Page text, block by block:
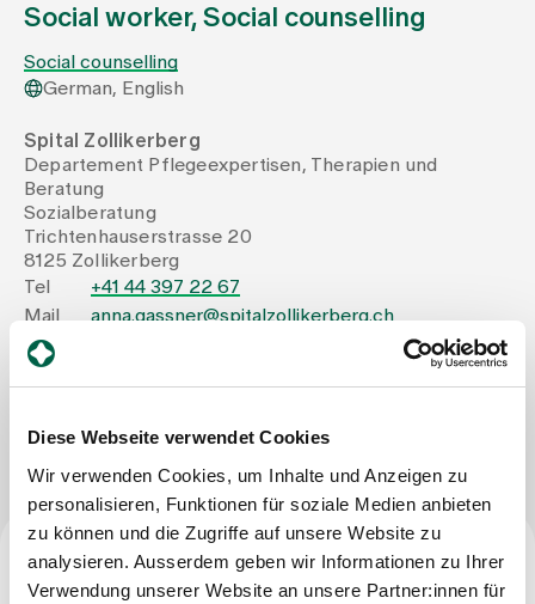
Diese Webseite verwendet Cookies
Wir verwenden Cookies, um Inhalte und Anzeigen zu
personalisieren, Funktionen für soziale Medien anbieten
zu können und die Zugriffe auf unsere Website zu
analysieren. Ausserdem geben wir Informationen zu Ihrer
Verwendung unserer Website an unsere Partner:innen für
Team
Assigning
Events
About us
Latest news
Contact us
Baby gallery
Blog
Social worker, Social counselling
Social counselling
German, English
Spital Zollikerberg
Departement Pflegeexpertisen, Therapien und
Beratung
Sozialberatung
Trichtenhauserstrasse 20
8125 Zollikerberg
Tel
+41 44 397 22 67
Mail
anna.gassner@spitalzollikerberg.ch
Profession